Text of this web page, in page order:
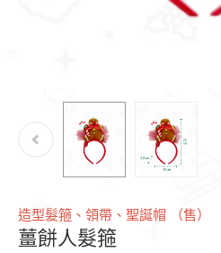
造型髮箍、領帶、聖誕帽 （售）
薑餅人髮箍